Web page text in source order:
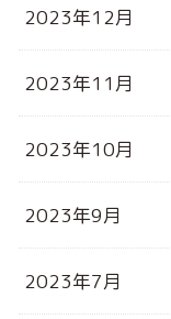
2023年12月
2023年11月
2023年10月
2023年9月
2023年7月